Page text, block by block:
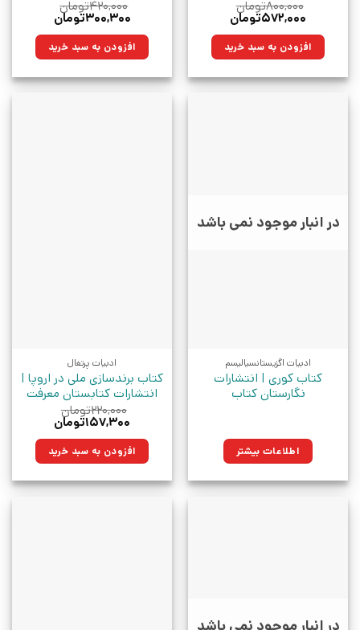
۸۰۰,۰۰۰تومان
قیمت
۸۰۰,۰۰۰تومان
بود.
۵۷۲,۰۰۰تومان
۵۷۲,۰۰۰تومان.افزودن به سبد خرید
۴۲۰,۰۰۰تومان
قیمت
۴۲۰,۰۰۰تومان
بود.
۳۰۰,۳۰۰تومان
۳۰۰,۳۰۰تومان.افزودن به سبد خرید
در انبار موجود نمی باشد
ادبیات اگزیستانسیالیسم
کتاب کوری | انتشارات
نگارستان کتاب
اطلاعات بیشتر
ادبیات پرتغال
کتاب برندسازی ملی در اروپا |
انتشارات کتابستان معرفت
۲۲۰,۰۰۰تومان
قیمت
۲۲۰,۰۰۰تومان
بود.
۱۵۷,۳۰۰تومان
۱۵۷,۳۰۰تومان.افزودن به سبد خرید